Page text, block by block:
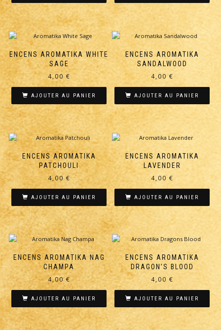
ENCENS AROMATIKA WHITE
SAGE
4,00 €
AJOUTER AU PANIER
ENCENS AROMATIKA
SANDALWOOD
4,00 €
AJOUTER AU PANIER
ENCENS AROMATIKA
PATCHOULI
4,00 €
AJOUTER AU PANIER
ENCENS AROMATIKA
LAVENDER
4,00 €
AJOUTER AU PANIER
ENCENS AROMATIKA NAG
CHAMPA
4,00€
AJOUTER AU PANIER
ENCENS AROMATIKA
DRAGON’S BLOOD
4,00 €
AJOUTER AU PANIER